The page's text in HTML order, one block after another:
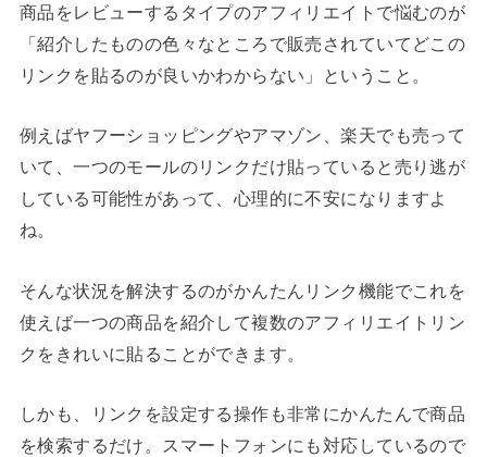
商品をレビューするタイプのアフィリエイトで悩むのが
「紹介したものの色々なところで販売されていてどこの
リンクを貼るのが良いかわからない」ということ。
例えばヤフーショッピングやアマゾン、楽天でも売って
いて、一つのモールのリンクだけ貼っていると売り逃が
している可能性があって、心理的に不安になりますよ
ね。
そんな状況を解決するのがかんたんリンク機能でこれを
使えば一つの商品を紹介して複数のアフィリエイトリン
クをきれいに貼ることができます。
しかも、リンクを設定する操作も非常にかんたんで商品
を検索するだけ。スマートフォンにも対応しているので